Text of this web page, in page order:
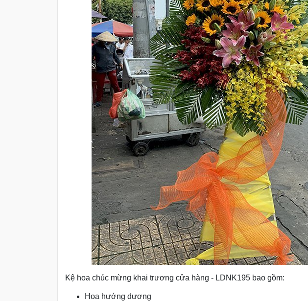
Kệ hoa chúc mừng khai trương cửa hàng - LDNK195 bao gồm:
Hoa hướng dương